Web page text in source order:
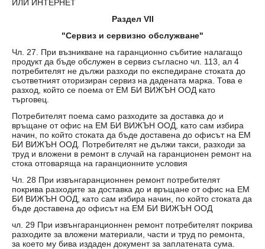
ИЛИ ИНТЕРНЕТ
Раздел VII
"Сервиз и сервизно обслужване"
Чл. 27. При възникване на гаранционно събитие налагащо
продукт да бъде обслужен в сервиз съгласно чл. 113, ал 4
потребителят не дължи разходи по експедиране стоката до
съответният оторизиран сервиз на дадената марка. Това е
разход, който се поема от ЕМ БИ ВИЖЪН ООД като
търговец.
Потребителят поема само разходите за доставка до и
връщане от офис на ЕМ БИ ВИЖЪН ООД, като сам избира
начин, по който стоката да бъде доставена до офисът на ЕМ
БИ ВИЖЪН ООД. Потребителят не дължи такси, разходи за
труд и вложени в ремонт в случай на гаранционен ремонт на
стока отговаряща на гаранционните условия
Чл. 28 При извънгаранционнен ремонт потребителят
покрива разходите за доставка до и връщане от офис на ЕМ
БИ ВИЖЪН ООД, като сам избира начин, по който стоката да
бъде доставена до офисът на ЕМ БИ ВИЖЪН ООД
чл. 29 При извънгаранционнен ремонт потребителят покрива
разходите за вложени материали, части и труд по ремонта,
за което му бива издаден документ за заплатената сума.